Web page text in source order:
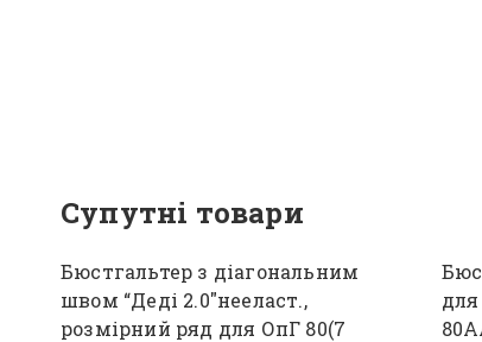
Супутні товари
Бюстгальтер з діагональним
швом “Деді 2.0″нееласт.,
розмірний ряд для ОпГ 80(7